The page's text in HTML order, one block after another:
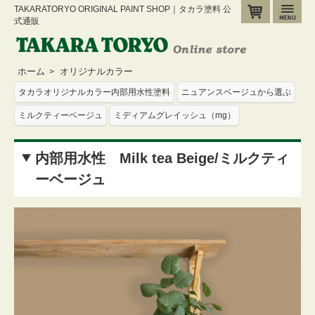
カート
TAKARATORYO ORIGINAL PAINT SHOP｜タカラ塗料 公
式通販
ホーム > オリジナルカラー
タカラオリジナルカラー内部用水性塗料 ニュアンスベージュから選ぶ
ミルクティーベージュ ミディアムグレイッシュ（mg）
内部用水性 Milk tea Beige/ミルクティ
ーベージュ